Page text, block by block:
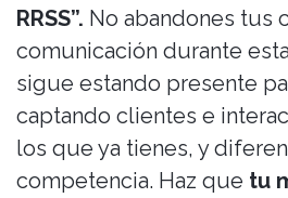
RRSS”. No abandones tus
comunicación durante
sigue estando presente
captando clientes e
los que ya tienes, y
competencia. Haz que tu